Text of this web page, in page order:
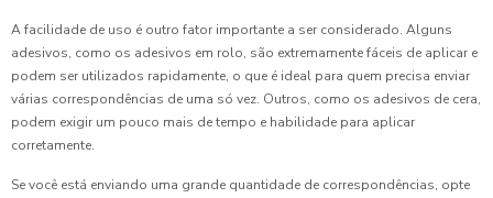
A facilidade de uso é outro fator importante a ser considerado. Alguns
adesivos, como os adesivos em rolo, são extremamente fáceis de aplicar e
podem ser utilizados rapidamente, o que é ideal para quem precisa enviar
várias correspondências de uma só vez. Outros, como os adesivos de cera,
podem exigir um pouco mais de tempo e habilidade para aplicar
corretamente.
Se você está enviando uma grande quantidade de correspondências, opte